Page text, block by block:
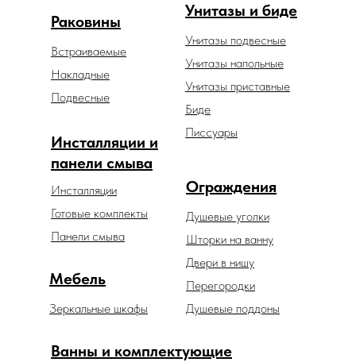
Унитазы и биде
Унитазы подвесные
Унитазы напольные
Унитазы приставные
Раковины
Встраиваемые
Накладные
Подвесные
Ванны и комплектующие
Зеркальные шкафы
Мебель
Ограждения
Душевые уголки
Шторки на ванну
Двери в нишу
Перегородки
Биде
Душевые поддоны
Инсталляции и
панели смыва
Инсталляции
Готовые комплекты
Панели смыва
Писсуары